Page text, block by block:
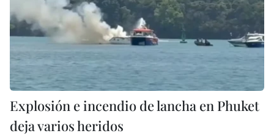
Explosión e incendio de lancha en Phuket
deja varios heridos